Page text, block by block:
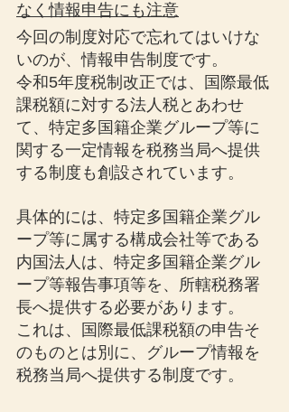
なく情報申告にも注意
今回の制度対応で忘れてはいけな
いのが、情報申告制度です。
令和5年度税制改正では、国際最低
課税額に対する法人税とあわせ
て、特定多国籍企業グループ等に
関する一定情報を税務当局へ提供
する制度も創設されています。
具体的には、特定多国籍企業グル
ープ等に属する構成会社等である
内国法人は、特定多国籍企業グル
ープ等報告事項等を、所轄税務署
長へ提供する必要があります。
これは、国際最低課税額の申告そ
のものとは別に、グループ情報を
税務当局へ提供する制度です。